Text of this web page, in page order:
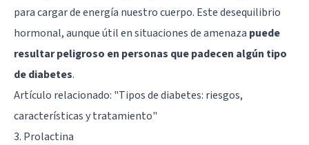
para cargar de energía nuestro cuerpo. Este desequilibrio
hormonal, aunque útil en situaciones de amenaza puede
resultar peligroso en personas que padecen algún tipo
de diabetes.
Artículo relacionado: "Tipos de diabetes: riesgos,
características y tratamiento"
3. Prolactina